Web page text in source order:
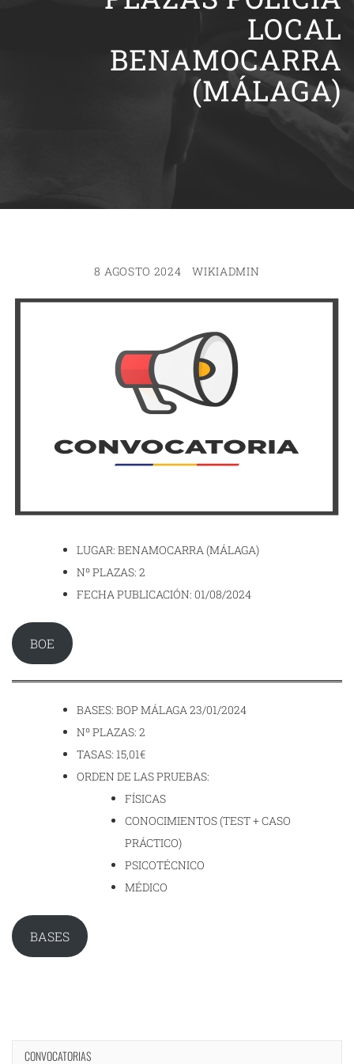
LOCAL
BENAMOCARRA
(MÁLAGA)
8 AGOSTO 2024 WIKIADMIN
LUGAR: BENAMOCARRA (MÁLAGA)
Nº PLAZAS: 2
FECHA PUBLICACIÓN: 01/08/2024
BOE
BASES: BOP MÁLAGA 23/01/2024
Nº PLAZAS: 2
TASAS: 15,01€
ORDEN DE LAS PRUEBAS:
FÍSICAS
CONOCIMIENTOS (TEST + CASO
PRÁCTICO)
PSICOTÉCNICO
MÉDICO
BASES
CONVOCATORIAS